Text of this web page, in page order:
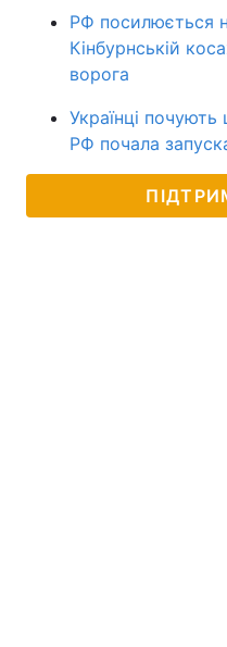
РФ посилюється
Кінбурнській
ворога
Українці
РФ почала